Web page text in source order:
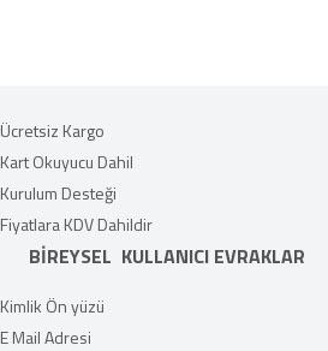
Ücretsiz Kargo
Kart Okuyucu Dahil
Kurulum Desteği
Fiyatlara KDV Dahildir
BİREYSEL KULLANICI EVRAKLAR
Kimlik Ön yüzü
E Mail Adresi